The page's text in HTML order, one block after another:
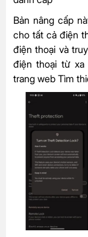
Bản nâng cấp
cho tất cả điện
điện thoại và
điện thoại từ xa
trang web Tìm